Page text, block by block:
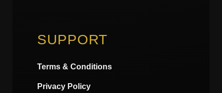
SUPPORT
Terms & Conditions
Privacy Policy